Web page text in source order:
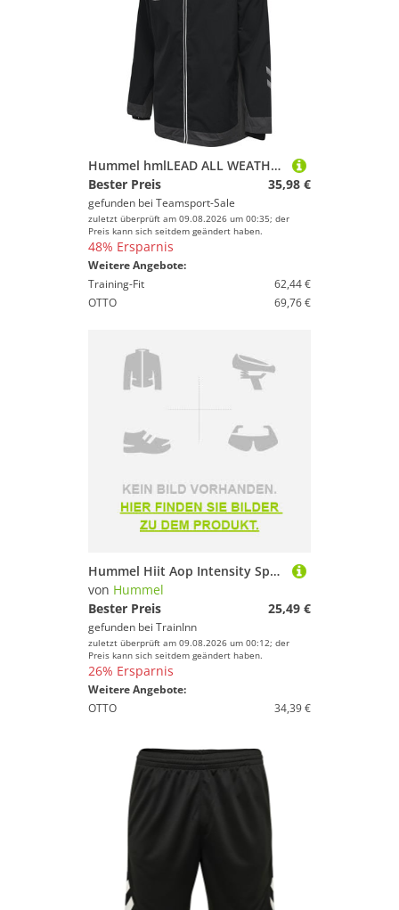
Spaß und Erfolg beim Sportausrüstung!
Campingausrüstung von HUMMEL
Handschuhe von HUMMEL
Tapes & Bandagen von HUMMEL
Netze von HUMMEL
Luftpumpen von HUMMEL
Kletterausrüstung von HUMMEL
Schläger & Stöcke von HUMMEL
Wassersportausrüstung von HUMMEL
Hummel hmlLEAD ALL WEATHER JACKET - BLACK - S
Bester Preis
35,98 €
gefunden bei Teamsport-Sale
zuletzt überprüft am 09.08.2026 um 00:35; der
Preis kann sich seitdem geändert haben.
48% Ersparnis
Weitere Angebote:
Training-Fit
62,44 €
OTTO
69,76 €
Hummel Hiit Aop Intensity Sports Top Schwarz S Frau
von Hummel
Bester Preis
25,49 €
gefunden bei TrainInn
zuletzt überprüft am 09.08.2026 um 00:12; der
Preis kann sich seitdem geändert haben.
26% Ersparnis
Weitere Angebote:
OTTO
34,39 €